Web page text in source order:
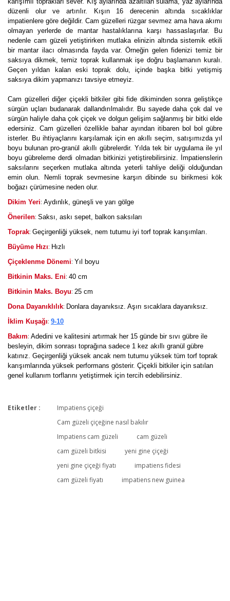
düzenli olur ve artırılır. Kışın 16 derecenin altında sıcaklıklar
impatienlere göre değildir. Cam güzelleri rüzgar sevmez ama hava akımı
olmayan yerlerde de mantar hastalıklarına karşı hassaslaşırlar. Bu
nedenle cam güzeli yetiştirirken mutlaka elinizin altında sistemik etkili
bir mantar ilacı olmasında fayda var. Örneğin gelen fidenizi temiz bir
saksıya dikmek, temiz toprak kullanmak işe doğru başlamanın kuralı.
Geçen yıldan kalan eski toprak dolu, içinde başka bitki yetişmiş
saksıya dikim yapmanızı tavsiye etmeyiz.
Cam güzelleri diğer çiçekli bitkiler gibi fide dikiminden sonra geliştikçe
sürgün uçları budanarak dallandırılmalıdır. Bu sayede daha çok dal ve
sürgün haliyle daha çok çiçek ve dolgun gelişim sağlanmış bir bitki elde
edersiniz. Cam güzelleri özellikle bahar ayından itibaren bol bol gübre
isterler. Bu ihtiyaçlarını karşılamak için en akıllı seçim, satışımızda yıl
boyu bulunan pro-granül akıllı gübrelerdir. Yılda tek bir uygulama ile yıl
boyu gübreleme derdi olmadan bitkinizi yetiştirebilirsiniz. İmpatienslerin
saksılarını seçerken mutlaka altında yeterli tahliye deliği olduğundan
emin olun. Nemli toprak sevmesine karşın dibinde su birikmesi kök
boğazı çürümesine neden olur.
Dikim Yeri: Aydınlık, güneşli ve yarı gölge
Önerilen: Saksı, askı sepet, balkon saksıları
Toprak: Geçirgenliği yüksek, nem tutumu iyi torf toprak karışımları.
Büyüme Hızı: Hızlı
Çiçeklenme Dönemi: Yıl boyu
Bitkinin Maks. Eni: 40 cm
Bitkinin Maks. Boyu: 25 cm
Dona Dayanıklılık: Donlara dayanıksız. Aşırı sıcaklara dayanıksız.
İklim Kuşağı: 9-10
Bakım: Adedini ve kalitesini artırmak her 15 günde bir sıvı gübre ile
besleyin, dikim sonrası toprağına sadece 1 kez akıllı granül gübre
katınız. Geçirgenliği yüksek ancak nem tutumu yüksek tüm torf toprak
karışımlarında yüksek performans gösterir. Çiçekli bitkiler için satılan
genel kullanım torflarını yetiştirmek için tercih edebilirsiniz.
Bu ürüne ilk yorumu siz yapın!
Yorum Yaz
Etiketler :
Impatiens çiçeği
Cam güzeli çiçeğine nasıl bakılır
Impatiens cam güzeli
cam güzeli
cam güzeli bitkisi
yeni gine çiçeği
yeni gine çiçeği fiyatı
impatiens fidesi
cam güzeli fiyatı
impatiens new guinea